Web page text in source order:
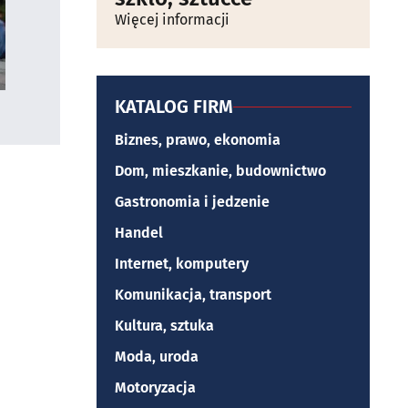
Więcej informacji
KATALOG FIRM
Biznes, prawo, ekonomia
Dom, mieszkanie, budownictwo
Gastronomia i jedzenie
Handel
Internet, komputery
Komunikacja, transport
Kultura, sztuka
Moda, uroda
Motoryzacja